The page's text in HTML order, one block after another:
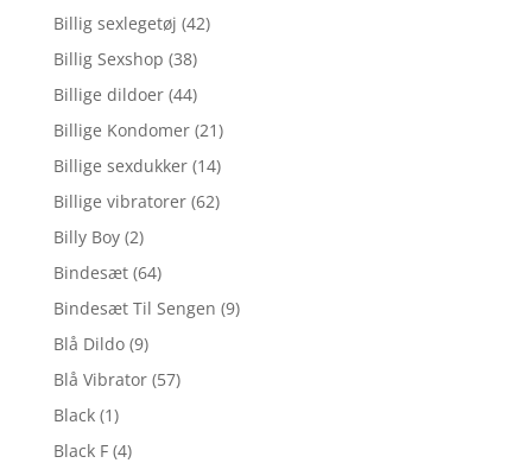
Billig sexlegetøj (42)
Billig Sexshop (38)
Billige dildoer (44)
Billige Kondomer (21)
Billige sexdukker (14)
Billige vibratorer (62)
Billy Boy (2)
Bindesæt (64)
Bindesæt Til Sengen (9)
Blå Dildo (9)
Blå Vibrator (57)
Black (1)
Black F (4)